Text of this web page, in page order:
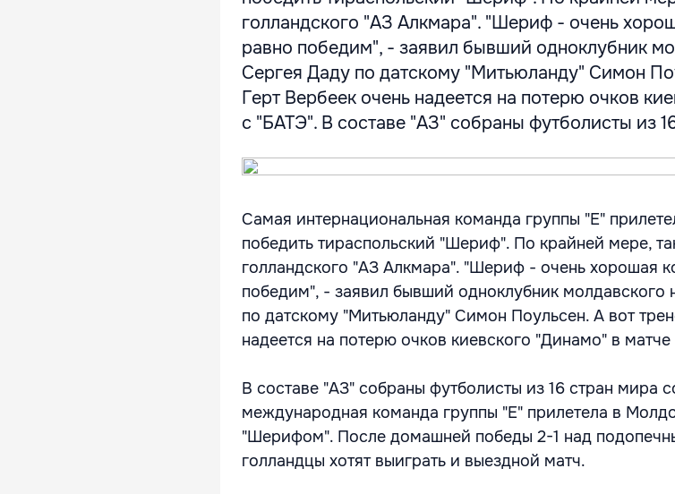
голландского "АЗ Алкмара". "Шериф - очень
равно победим", - заявил бывший одноклубник
Сергея Даду по датскому "Митьюланду" Симон
Герт Вербеек очень надеется на потерю очков
с "БАТЭ". В составе "АЗ" собраны футболисты из
Самая интернациональная команда группы "Е"
победить тираспольский "Шериф". По крайней мере,
голландского "АЗ Алкмара". "Шериф - очень хорошая
победим", - заявил бывший одноклубник
по датскому "Митьюланду" Симон Поульсен. А вот
надеется на потерю очков киевского "Динамо" в
В составе "АЗ" собраны футболисты из 16 стран мира
международная команда группы "Е" прилетела в
"Шерифом". После домашней победы 2-1 над
голландцы хотят выиграть и выездной матч.